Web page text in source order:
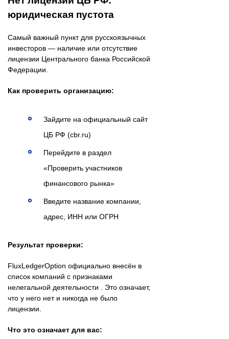
юридическая пустота
Самый важный пункт для русскоязычных
инвесторов — наличие или отсутствие
лицензии Центрального банка Российской
Федерации.
Как проверить организацию:
Зайдите на официальный сайт
ЦБ РФ (cbr.ru)
Перейдите в раздел
«Проверить участников
финансового рынка»
Введите название компании,
адрес, ИНН или ОГРН
Результат проверки:
FluxLedgerOption официально внесён в
список компаний с признаками
нелегальной деятельности . Это означает,
что у него нет и никогда не было
лицензии.
Что это означает для вас: